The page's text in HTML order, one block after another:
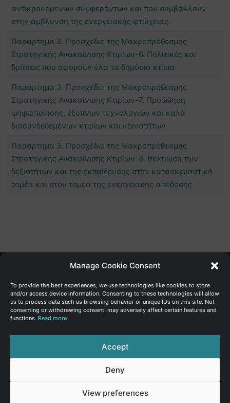
Manage Cookie Consent
To provide the best experiences, we use technologies like cookies to store
and/or access device information. Consenting to these technologies will allow
us to process data such as browsing behavior or unique IDs on this site. Not
consenting or withdrawing consent, may adversely affect certain features and
functions. Read more
Accept
Deny
View preferences
αντικρουόμενων συμφερόντων και που συμβάλλουν
στην άμβλυνση της ενεργειακής φτώχειας.
Παράρτημα 3. Προσχέδιο της Μακροπρόθεσμης
Στρατηγικής Ανακαίνισης Κτιρίων-6. Πολιτικές και
δράσεις που αφορούν όλα τα δημόσια κτίρια
Παράρτημα 3. Προσχέδιο της Μακροπρόθεσμης
Στρατηγικής Ανακαίνισης Κτιρίων-7. Προώθηση
ψηφιοποίησης, έξυπνων τεχνολογιών και καλά
διασυνδεδεμένων κτιρίων και κοινοτήτων
Παράρτημα 3. Προσχέδιο της Μακροπρόθεσμης
Στρατηγικής Ανακαίνισης Κτιρίων-8. Βελτίωση των
δεξιοτήτων και της εκπαίδευσης στον κατασκευαστικό
τομέα και στον τομέα της ενεργειακής απόδοσης
Γενική Διεύθυνση Ανάπτυξης
Υπουργείο Οικονομικών | Κυπριακή Δημοκρατία
Ιστ:
| Terms of use | Privacy Policy